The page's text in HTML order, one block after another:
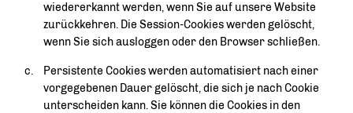
wiedererkannt werden, wenn Sie auf unsere Website
zurückkehren. Die Session-Cookies werden gelöscht,
wenn Sie sich ausloggen oder den Browser schließen.
Persistente Cookies werden automatisiert nach einer
vorgegebenen Dauer gelöscht, die sich je nach Cookie
unterscheiden kann. Sie können die Cookies in den